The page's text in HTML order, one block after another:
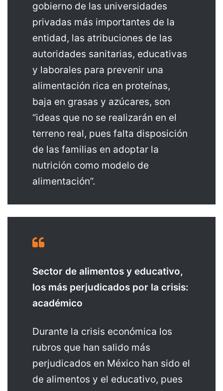
gobierno de las universidades
privadas más importantes de la
entidad, las atribuciones de las
autoridades sanitarias, educativas
y laborales para prevenir una
alimentación rica en proteínas,
baja en grasas y azúcares, son
“ideas que no se realizarán en el
terreno real, pues falta disposición
de las familias en adoptar la
nutrición como modelo de
alimentación”.
Sector de alimentos y educativo,
los más perjudicados por la crisis:
académico
Durante la crisis económica los
rubros que han salido más
perjudicados en México han sido el
de alimentos y el educativo, pues